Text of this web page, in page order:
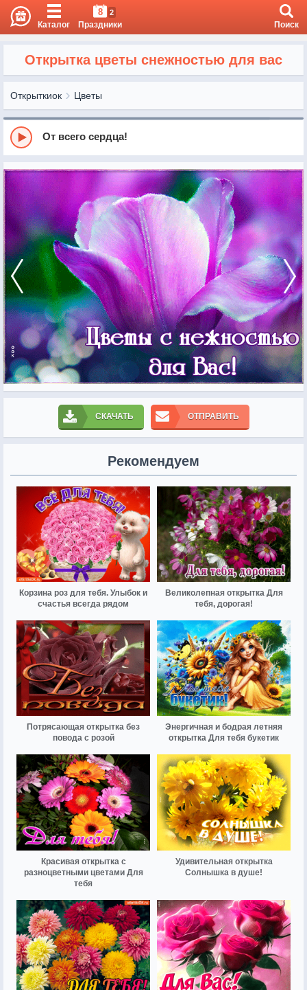
Каталог
8 2
Праздники Поиск
Открытка цветы снежностью для вас
Открыткиок Цветы
От всего сердца!
СКАЧАТЬ ОТПРАВИТЬ
Рекомендуем
Корзина роз для тебя. Улыбок и
счастья всегда рядом
Великолепная открытка Для
тебя, дорогая!
Потрясающая открытка без
повода с розой
Энергичная и бодрая летняя
открытка Для тебя букетик
Красивая открытка с
разноцветными цветами Для
тебя
Удивительная открытка
Солнышка в душе!